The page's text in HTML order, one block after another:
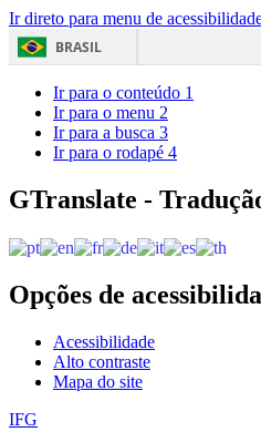
Ir direto para menu de
BRASIL
Ir para o conteúdo 1
Ir para o menu 2
Ir para a busca 3
Ir para o rodapé 4
GTranslate -
Opções de
Acessibilidade
Alto contraste
Mapa do site
IFG